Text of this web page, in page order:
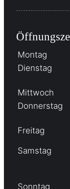
Montag
Dienstag
Mittwoch
Donnerstag
Freitag
Samstag
Sonntag